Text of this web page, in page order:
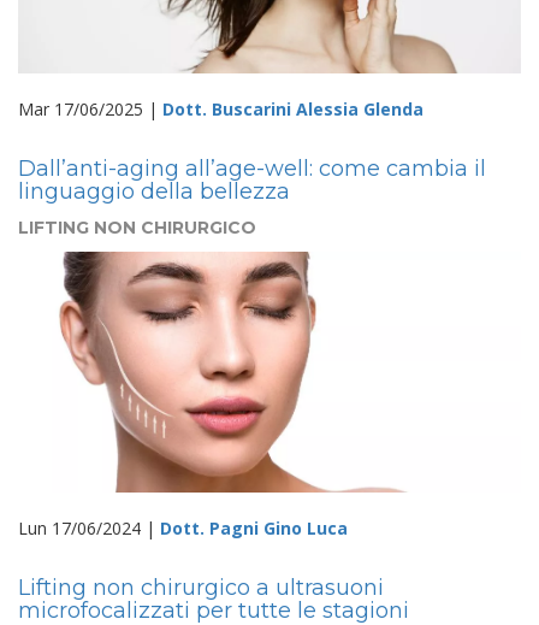
Mar 17/06/2025 | Dott. Buscarini Alessia Glenda
Dall’anti-aging all’age-well: come cambia il
linguaggio della bellezza
LIFTING NON CHIRURGICO
Lun 17/06/2024 | Dott. Pagni Gino Luca
Lifting non chirurgico a ultrasuoni
microfocalizzati per tutte le stagioni